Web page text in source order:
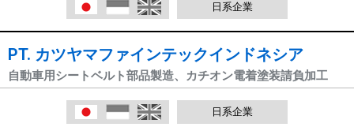
日本語 Indonesia 日系企業
PT. カツヤマファインテックインドネシア
自動車用シートベルト部品製造、カチオン電着塗装請負加工
日本語 Indonesia 日系企業